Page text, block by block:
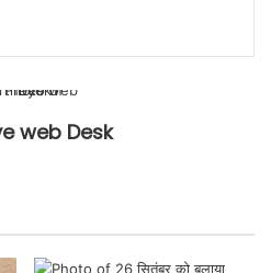
web Desk